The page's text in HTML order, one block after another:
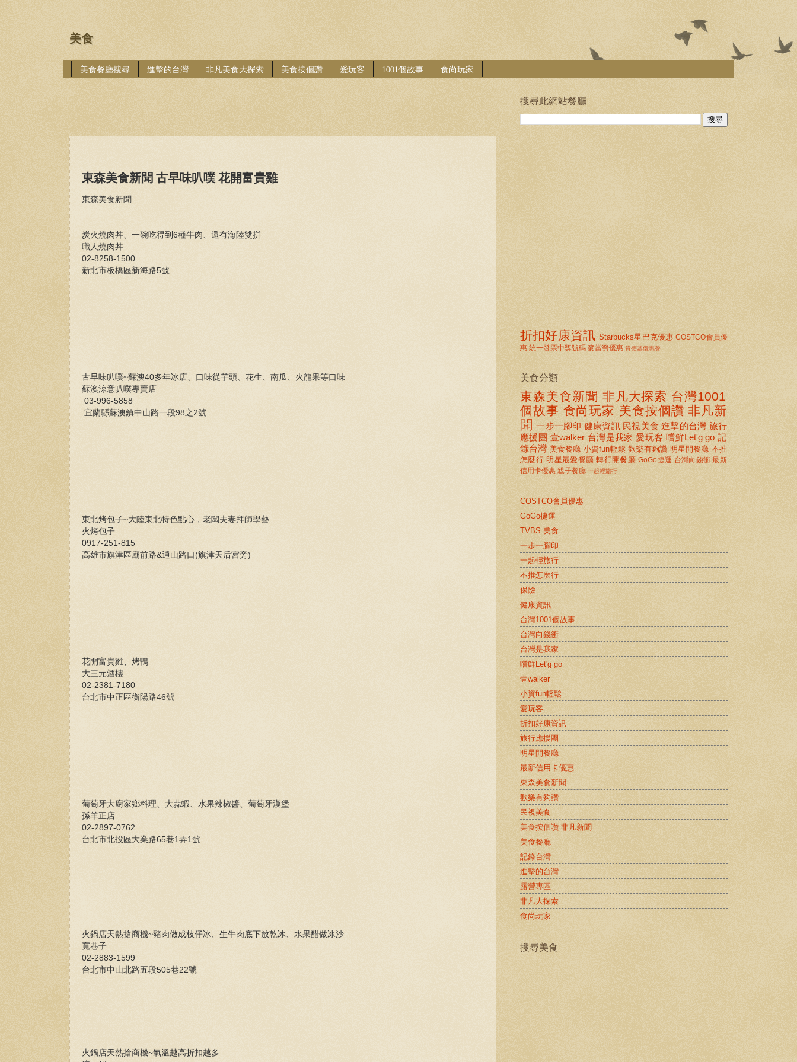
美食
美食餐廳搜尋 進擊的台灣 非凡美食大探索 美食按個讚 愛玩客 1001個故事 食尚玩家
東森美食新聞 古早味叭噗 花開富貴雞
東森美食新聞
炭火燒肉丼、一碗吃得到6種牛肉、還有海陸雙拼
職人燒肉丼
02-8258-1500
新北市板橋區新海路5號
古早味叭噗~蘇澳40多年冰店、口味從芋頭、花生、南瓜、火龍果等口味
蘇澳涼意叭噗專賣店
03-996-5858
宜蘭縣蘇澳鎮中山路一段98之2號
東北烤包子~大陸東北特色點心，老闆夫妻拜師學藝
火烤包子
0917-251-815
高雄市旗津區廟前路&通山路口(旗津天后宮旁)
花開富貴雞、烤鴨
大三元酒樓
02-2381-7180
台北市中正區衡陽路46號
葡萄牙大廚家鄉料理、大蒜蝦、水果辣椒醬、葡萄牙漢堡
孫羊正店
02-2897-0762
台北市北投區大業路65巷1弄1號
火鍋店天熱搶商機~豬肉做成枝仔冰、生牛肉底下放乾冰、水果醋做冰沙
寬巷子
02-2883-1599
台北市中山北路五段505巷22號
火鍋店天熱搶商機~氣溫越高折扣越多
搜尋此網站餐廳
折扣好康資訊 Starbucks星巴克優惠 COSTCO會員優
惠 統一發票中獎號碼 麥當勞優惠 肯德基優惠餐
美食分類
東森美食新聞 非凡大探索 台灣1001
個故事 食尚玩家 美食按個讚 非凡新
聞 一步一腳印 健康資訊 民視美食 進擊的台灣 旅行
應援團 壹walker 台灣是我家 愛玩客 嚐鮮Let'g go 記
錄台灣 美食餐廳 小資fun輕鬆 歡樂有夠讚 明星開餐廳 不推
怎麼行 明星最愛餐廳 轉行開餐廳 GoGo捷運 台灣向錢衝 最新
信用卡優惠 親子餐廳 一起輕旅行
COSTCO會員優惠
GoGo捷運
TVBS 美食
一步一腳印
一起輕旅行
不推怎麼行
保險
健康資訊
台灣1001個故事
台灣向錢衝
台灣是我家
嚐鮮Let'g go
壹walker
小資fun輕鬆
愛玩客
折扣好康資訊
旅行應援團
明星開餐廳
最新信用卡優惠
東森美食新聞
歡樂有夠讚
民視美食
美食按個讚 非凡新聞
美食餐廳
記錄台灣
進擊的台灣
露營專區
非凡大探索
食尚玩家
搜尋美食